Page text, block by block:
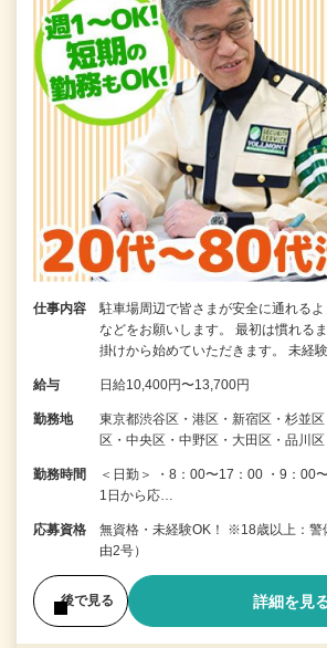
仕事内容
駐車場周辺で皆さまが安全に通れる
などをお願いします。 最初は慣れる
掛けから始めていただきます。 未経
給与 日給10,400円〜13,700円
勤務地
東京都渋谷区・港区・新宿区・杉並
区・中央区・中野区・大田区・品川
勤務時間
＜日勤＞ ・8：00〜17：00 ・9：00
1日から応…
応募資格
無資格・未経験OK！ ※18歳以上：警
由2号）
後で見る 詳細を見